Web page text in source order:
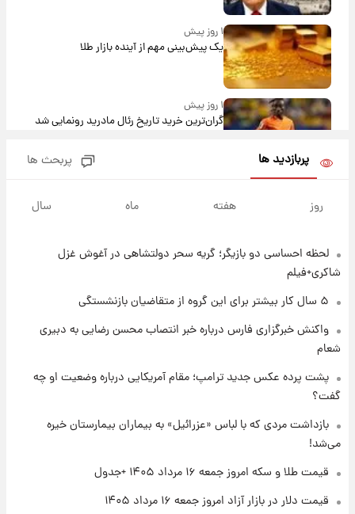
۱ روز پیش
یک پیش‌بینی مهم از آینده بازار طلا
۱ روز پیش
گران‌ترین خرید تاریخ رئال مادرید رونمایی شد
روزها پربارش‌تر خواهند بود؟
۱ روز پیش
۱ روز پیش
تغییر تند قیمت محصولات ایران‌خودرو و سایپا
امروز پنجشنبه ۱۵ مرداد ۱۴۰۵ +جدول
۱ روز پیش
قیمت طلا و سکه امروز پنجشنبه ۱۵ مرداد ۱۴۰۵
پربازدید ها پربحث ها
روز هفته ماه سال
لحظه احساسی دو بازیگر؛ گریه سحر دولتشاهی در آغوش غزل
شاکری+فیلم
۵ سال کار بیشتر برای این گروه از متقاضیان بازنشستگی
واکنش خبرگزاری فارس درباره خبر انتصاب محسن رضایی به دبیری
شعام
پشت پرده عکس جدید ترامپ؛ مقام آمریکایی درباره وضعیت او چه
گفت؟
بازداشت مردی که با لباس «عزرائیل» به بیماران بیمارستان خیره
می‌شد!
قیمت طلا و سکه امروز جمعه ۱۶ مرداد ۱۴۰۵ +جدول
قیمت دلار در بازار آزاد امروز جمعه ۱۶ مرداد ۱۴۰۵